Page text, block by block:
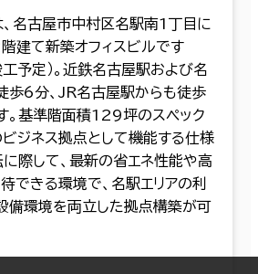
、名古屋市中村区名駅南1丁目に
建て新築オフィスビルです
予定）。近鉄名古屋駅および名
歩6分、JR名古屋駅からも徒歩
。基準階面積129坪のスペック
ビジネス拠点として機能する仕様
に際して、最新の省エネ性能や高
できる環境で、名駅エリアの利
備環境を両立した拠点構築が可